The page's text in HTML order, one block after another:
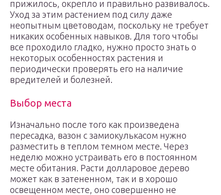
прижилось, окрепло и правильно развивалось.
Уход за этим растением под силу даже
неопытным цветоводам, поскольку не требует
никаких особенных навыков. Для того чтобы
все проходило гладко, нужно просто знать о
некоторых особенностях растения и
периодически проверять его на наличие
вредителей и болезней.
Выбор места
Изначально после того как произведена
пересадка, вазон с замиокулькасом нужно
разместить в теплом темном месте. Через
неделю можно устраивать его в постоянном
месте обитания. Расти долларовое дерево
может как в затененном, так и в хорошо
освещенном месте, оно совершенно не